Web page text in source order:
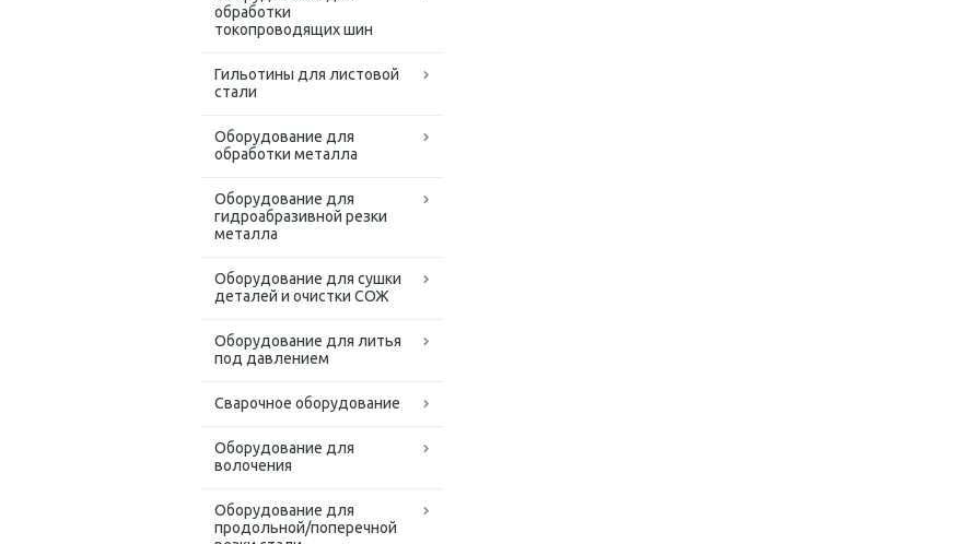
обработки
токопроводящих шин
Гильотины для листовой
стали
Оборудование для
обработки металла
Оборудование для
гидроабразивной резки
металла
Оборудование для сушки
деталей и очистки СОЖ
Оборудование для литья
под давлением
Сварочное оборудование
Оборудование для
волочения
Оборудование для
продольной/поперечной